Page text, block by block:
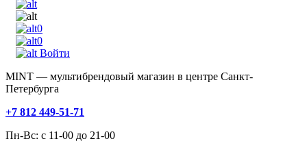
0
0
Войти
MINT — мультибрендовый магазин в центре Санкт-
Петербурга
+7 812 449-51-71
Пн-Вс: с 11-00 до 21-00